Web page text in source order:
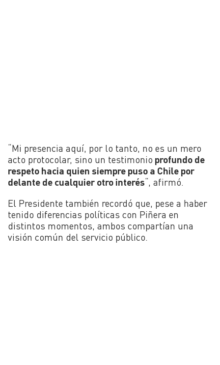
“Mi presencia aquí, por lo tanto, no es un mero
acto protocolar, sino un testimonio profundo de
respeto hacia quien siempre puso a Chile por
delante de cualquier otro interés“, afirmó.
El Presidente también recordó que, pese a haber
tenido diferencias políticas con Piñera en
distintos momentos, ambos compartían una
visión común del servicio público.